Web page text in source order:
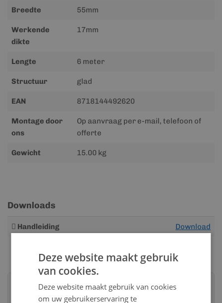
Breedte 55mm
Werkende
dikte
17mm
Lengte 6 meter
Structuur glad
EAN 8718144492620
Montage door
ons
Op aanvraag per e-mail, telefoon of
offerte
Gewicht 15.00 kg
Downloads
Meer
informatie
Handleiding Download
Advies nodig?
Neem contact op met een van onze
Deze website maakt gebruik
van cookies.
Deze website maakt gebruik van cookies
om uw gebruikerservaring te